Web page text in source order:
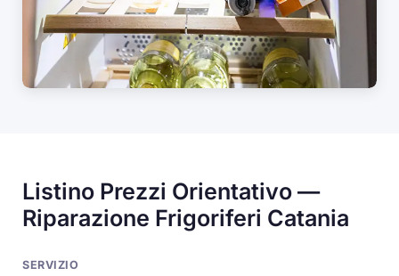
Listino Prezzi Orientativo —
Riparazione Frigoriferi Catania